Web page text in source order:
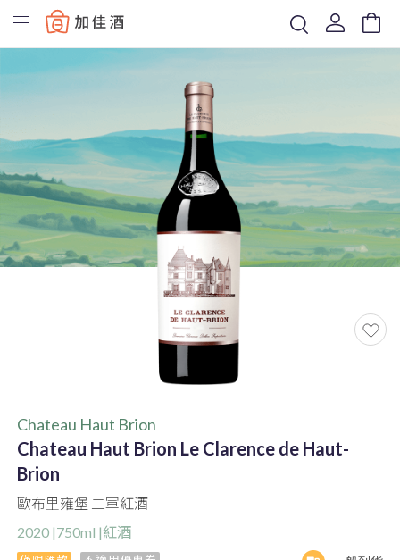
Baccus
Chateau Haut Brion
Chateau Haut Brion Le Clarence de Haut-
Brion
歐布里雍堡 二軍紅酒
2020 |750ml |紅酒